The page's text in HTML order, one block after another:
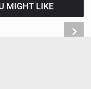
MIGHT LIKE